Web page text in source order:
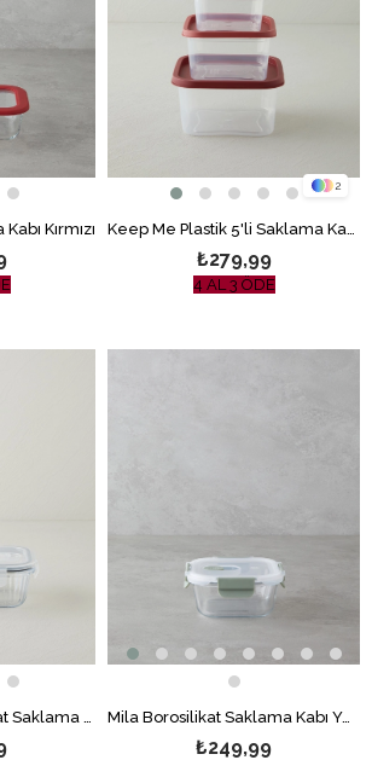
Kırmızı
2
Keep Me Plastik 5'li Saklama Kabı 160-300-500-885-1500 ml Turuncu
₺279,99
4 AL 3 ÖDE
Mila Borosilikat Saklama Kabı Yeşil
₺249,99